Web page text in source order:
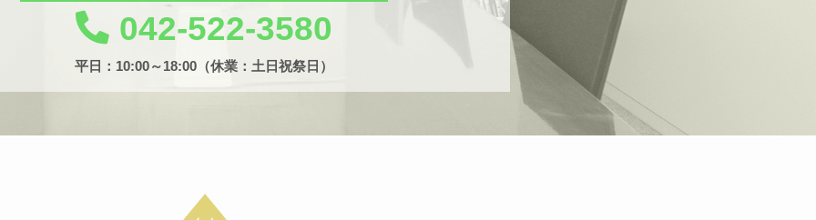
042-522-3580
平日：10:00～18:00（休業：土日祝祭日）